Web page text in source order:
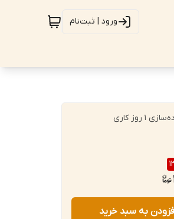
ورود | ثبت‌نام
1 روز کاری
به سبد خرید